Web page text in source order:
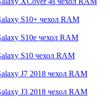
S10+ чехол RAM
S10e чехол RAM
S10 чехол RAM
J7 2018 чехол RAM
J3 2018 чехол RAM